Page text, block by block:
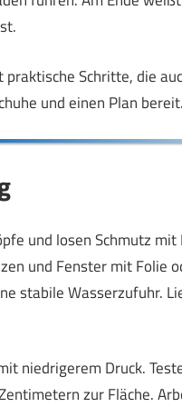
Schritte, die
und einen Plan
und losen Schmutz mit
und Fenster mit Folie
stabile Wasserzufuhr.
niedrigerem Druck.
zur Fläche.